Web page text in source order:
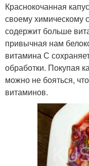
Краснокочанная
своему химическому
содержит больше
привычная нам
витамина С
обработки. Покупая
можно не бояться,
витаминов.